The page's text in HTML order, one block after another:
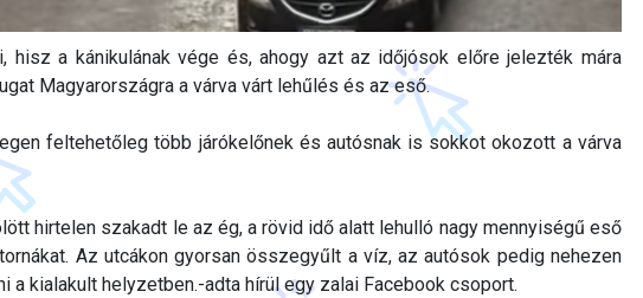
hisz a kánikulának vége és, ahogy azt az időjósok előre jelezték mára
Magyarországra a várva várt lehűlés és az eső.
feltehetőleg több járókelőnek és autósnak is sokkot okozott a várva
hirtelen szakadt le az ég, a rövid idő alatt lehulló nagy mennyiségű eső
Az utcákon gyorsan összegyűlt a víz, az autósok pedig nehezen
a kialakult helyzetben.-adta hírül egy zalai Facebook csoport.